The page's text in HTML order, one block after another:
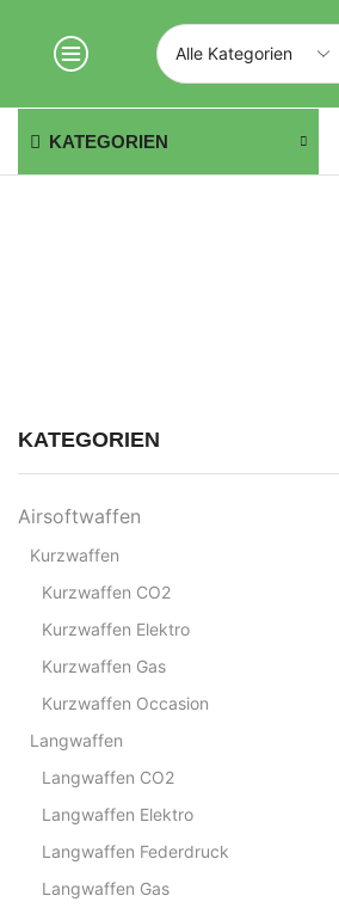
KATEGORIEN
KATEGORIEN
Airsoftwaffen
Kurzwaffen
Kurzwaffen CO2
Kurzwaffen Elektro
Kurzwaffen Gas
Kurzwaffen Occasion
Langwaffen
Langwaffen CO2
Langwaffen Elektro
Langwaffen Federdruck
Langwaffen Gas